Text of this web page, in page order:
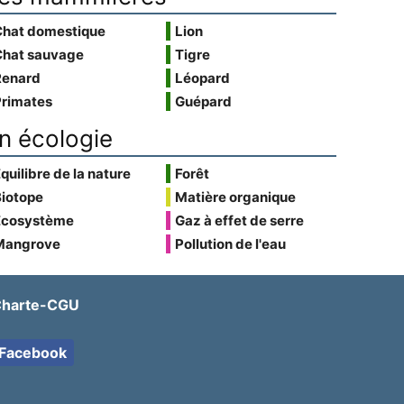
domestique
sauvage
Lion
Tigre
Léopard
Guépard
écologie
de la nature
Forêt
Matière organique
Gaz à effet de serre
Pollution de l'eau
CGU
Facebook